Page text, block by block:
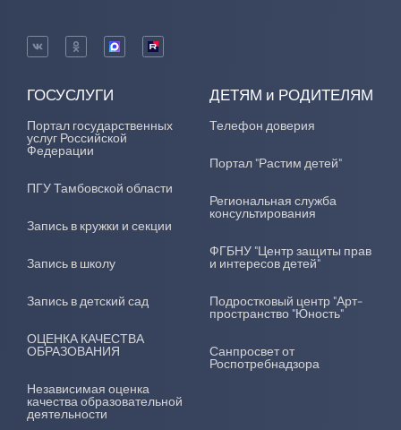
ГОСУСЛУГИ
Портал государственных
услуг Российской
Федерации
ПГУ Тамбовской области
Запись в кружки и секции
Запись в школу
Запись в детский сад
ОЦЕНКА КАЧЕСТВА
ОБРАЗОВАНИЯ
Независимая оценка
качества образовательной
деятельности
ДЕТЯМ и РОДИТЕЛЯМ
Телефон доверия
Портал "Растим детей"
Региональная служба
консультирования
ФГБНУ "Центр защиты прав
и интересов детей"
Подростковый центр "Арт-
пространство "Юность"
Санпросвет от
Роспотребнадзора